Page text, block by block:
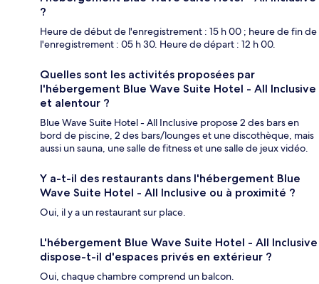
?
Heure de début de l'enregistrement : 15 h 00 ; heure de fin de
l'enregistrement : 05 h 30. Heure de départ : 12 h 00.
Quelles sont les activités proposées par
l'hébergement Blue Wave Suite Hotel - All Inclusive
et alentour ?
Blue Wave Suite Hotel - All Inclusive propose 2 des bars en
bord de piscine, 2 des bars/lounges et une discothèque, mais
aussi un sauna, une salle de fitness et une salle de jeux vidéo.
Y a-t-il des restaurants dans l'hébergement Blue
Wave Suite Hotel - All Inclusive ou à proximité ?
Oui, il y a un restaurant sur place.
L'hébergement Blue Wave Suite Hotel - All Inclusive
dispose-t-il d'espaces privés en extérieur ?
Oui, chaque chambre comprend un balcon.